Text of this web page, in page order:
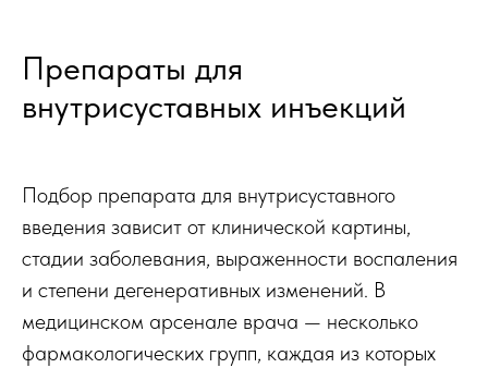
Препараты для
внутрисуставных инъекций
Подбор препарата для внутрисуставного
введения зависит от клинической картины,
стадии заболевания, выраженности воспаления
и степени дегенеративных изменений. В
медицинском арсенале врача — несколько
фармакологических групп, каждая из которых